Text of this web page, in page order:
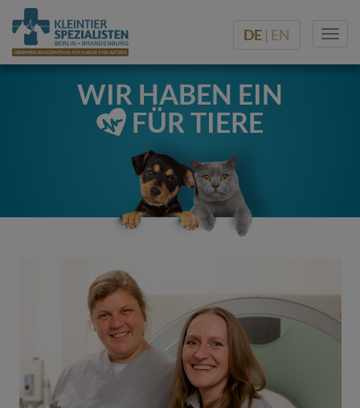
DE | EN
WIR HABEN EIN
FÜR TIERE